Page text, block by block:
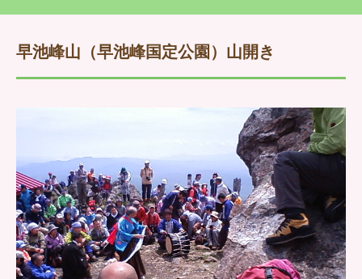
早池峰山（早池峰国定公園）山開き